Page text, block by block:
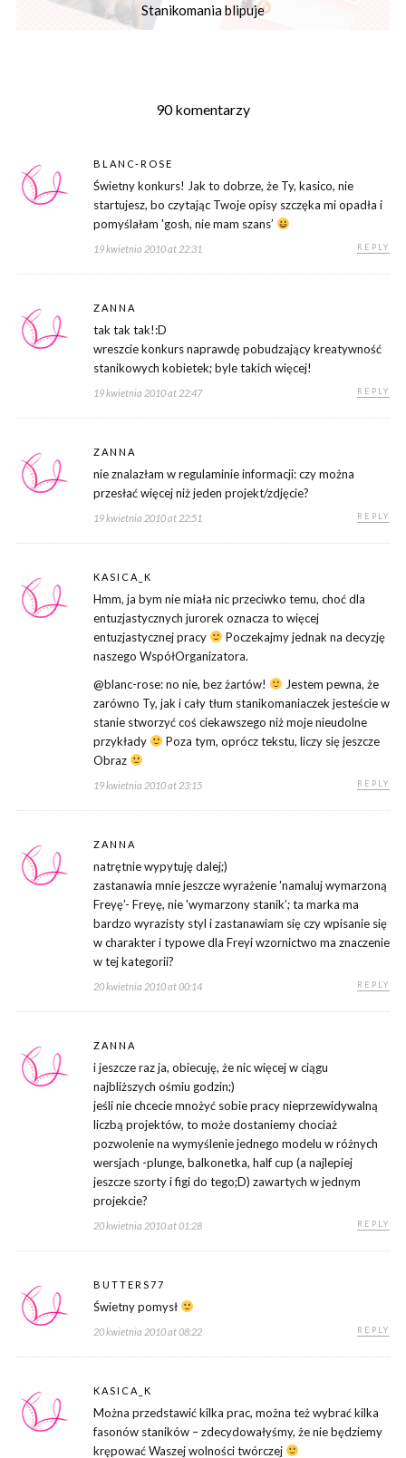
Stanikomania blipuje
90 komentarzy
BLANC-ROSE
Świetny konkurs! Jak to dobrze, że Ty, kasico, nie
startujesz, bo czytając Twoje opisy szczęka mi opadła i
pomyślałam 'gosh, nie mam szans’
19 kwietnia 2010 at 22:31 REPLY
ZANNA
tak tak tak!:D
wreszcie konkurs naprawdę pobudzający kreatywność
stanikowych kobietek; byle takich więcej!
19 kwietnia 2010 at 22:47 REPLY
ZANNA
nie znalazłam w regulaminie informacji: czy można
przesłać więcej niż jeden projekt/zdjęcie?
19 kwietnia 2010 at 22:51 REPLY
KASICA_K
Hmm, ja bym nie miała nic przeciwko temu, choć dla
entuzjastycznych jurorek oznacza to więcej
entuzjastycznej pracy
Poczekajmy jednak na decyzję
naszego WspółOrganizatora.
@blanc-rose: no nie, bez żartów!
Jestem pewna, że
zarówno Ty, jak i cały tłum stanikomaniaczek jesteście w
stanie stworzyć coś ciekawszego niż moje nieudolne
przykłady
Poza tym, oprócz tekstu, liczy się jeszcze
Obraz
19 kwietnia 2010 at 23:15 REPLY
ZANNA
natrętnie wypytuję dalej;)
zastanawia mnie jeszcze wyrażenie 'namaluj wymarzoną
Freyę’- Freyę, nie 'wymarzony stanik’; ta marka ma
bardzo wyrazisty styl i zastanawiam się czy wpisanie się
w charakter i typowe dla Freyi wzornictwo ma znaczenie
w tej kategorii?
20 kwietnia 2010 at 00:14 REPLY
ZANNA
i jeszcze raz ja, obiecuję, że nic więcej w ciągu
najbliższych ośmiu godzin;)
jeśli nie chcecie mnożyć sobie pracy nieprzewidywalną
liczbą projektów, to może dostaniemy chociaż
pozwolenie na wymyślenie jednego modelu w różnych
wersjach -plunge, balkonetka, half cup (a najlepiej
jeszcze szorty i figi do tego;D) zawartych w jednym
projekcie?
20 kwietnia 2010 at 01:28 REPLY
BUTTERS77
Świetny pomysł
20 kwietnia 2010 at 08:22 REPLY
KASICA_K
Można przedstawić kilka prac, można też wybrać kilka
fasonów staników – zdecydowałyśmy, że nie będziemy
krępować Waszej wolności twórczej